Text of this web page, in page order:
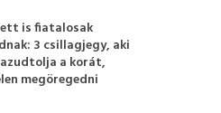
is fiatalosak
3 csillagjegy, aki
a korát,
megöregedni